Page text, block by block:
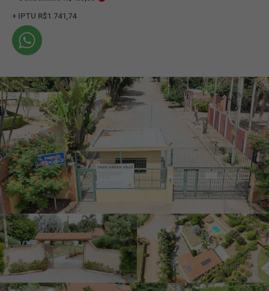
+ IPTU R$1.741,74